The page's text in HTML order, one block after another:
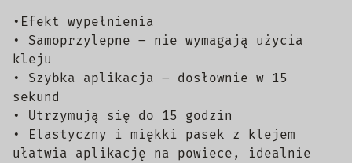
•Efekt wypełnienia
• Samoprzylepne – nie wymagają użycia
kleju
• Szybka aplikacja – dosłownie w 15
sekund
• Utrzymują się do 15 godzin
• Elastyczny i miękki pasek z klejem
ułatwia aplikację na powiece, idealnie